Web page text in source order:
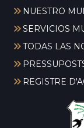
NUESTRO
SERVICIOS
TODAS LAS
REGISTRE